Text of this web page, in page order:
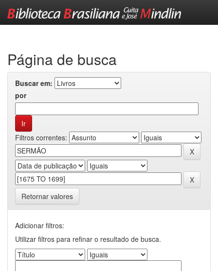
Página de busca
Buscar em:
por
Filtros correntes:
Retornar valores
Adicionar filtros:
Utilizar filtros para refinar o resultado de busca.